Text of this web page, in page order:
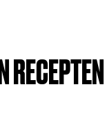
RECEPTEN